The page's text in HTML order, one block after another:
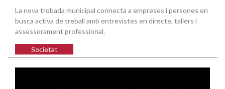
La nova trobada municipal connecta a empreses i persones en
busca activa de treball amb entrevistes en directe, tallers i
assessorament professional.
Societat